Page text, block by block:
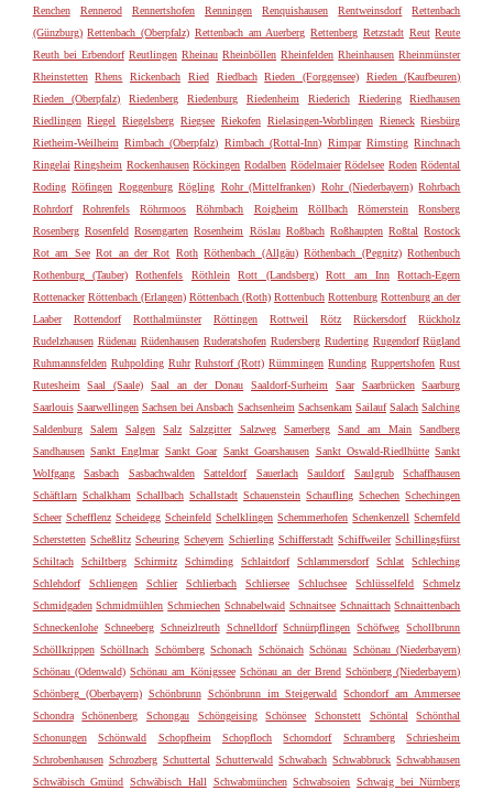
Renchen
Rennerod Rennertshofen Renningen Renquishausen Rentweinsdorf
Rettenbach
(Günzburg) Rettenbach (Oberpfalz) Rettenbach am Auerberg Rettenberg Retzstadt Reut Reute
Reuth bei Erbendorf Reutlingen Rheinau Rheinböllen Rheinfelden Rheinhausen Rheinmünster
Rheinstetten
Rhens Rickenbach Ried Riedbach Rieden (Forggensee)
Rieden (Kaufbeuren)
Rieden (Oberpfalz)
Riedenberg Riedenburg Riedenheim Riederich Riedering
Riedhausen
Riedlingen Riegel Riegelsberg Riegsee Riekofen Rielasingen-Worblingen Rieneck Riesbürg
Rietheim-Weilheim Rimbach (Oberpfalz) Rimbach (Rottal-Inn) Rimpar Rimsting Rinchnach
Ringelai Ringsheim Rockenhausen Röckingen Rodalben Rödelmaier Rödelsee Roden Rödental
Roding Röfingen Roggenburg Rögling Rohr (Mittelfranken) Rohr (Niederbayern) Rohrbach
Rohrdorf
Rohrenfels Röhrmoos Röhrnbach Roigheim Röllbach Römerstein
Ronsberg
Rosenberg Rosenfeld Rosengarten Rosenheim Röslau Roßbach Roßhaupten Roßtal Rostock
Rot am See Rot an der Rot Roth Röthenbach (Allgäu) Röthenbach (Pegnitz) Rothenbuch
Rothenburg (Tauber)
Rothenfels Röthlein Rott (Landsberg) Rott am Inn
Rottach-Egern
Rottenacker Röttenbach (Erlangen) Röttenbach (Roth) Rottenbuch Rottenburg Rottenburg an der
Laaber
Rottendorf Rotthalmünster Röttingen Rottweil Rötz Rückersdorf
Rückholz
Rudelzhausen Rüdenau Rüdenhausen Ruderatshofen Rudersberg Ruderting Rugendorf Rügland
Ruhmannsfelden Ruhpolding Ruhr Ruhstorf (Rott) Rümmingen Runding Ruppertshofen Rust
Rutesheim
Saal (Saale) Saal an der Donau Saaldorf-Surheim Saar Saarbrücken
Saarburg
Saarlouis Saarwellingen Sachsen bei Ansbach Sachsenheim Sachsenkam Sailauf Salach Salching
Saldenburg
Salem Salgen Salz Salzgitter Salzweg Samerberg Sand am Main
Sandberg
Sandhausen Sankt Englmar Sankt Goar Sankt Goarshausen Sankt Oswald-Riedlhütte Sankt
Wolfgang
Sasbach Sasbachwalden Satteldorf Sauerlach Sauldorf Saulgrub
Schaffhausen
Schäftlarn Schalkham Schallbach Schallstadt Schauenstein Schaufling Schechen Schechingen
Scheer Schefflenz Scheidegg Scheinfeld Schelklingen Schemmerhofen Schenkenzell Schernfeld
Scherstetten Scheßlitz Scheuring Scheyern Schierling Schifferstadt Schiffweiler Schillingsfürst
Schiltach
Schiltberg Schirmitz Schirnding Schlaitdorf Schlammersdorf Schlat
Schleching
Schlehdorf
Schliengen Schlier Schlierbach Schliersee Schluchsee Schlüsselfeld
Schmelz
Schmidgaden Schmidmühlen Schmiechen Schnabelwaid Schnaitsee Schnaittach Schnaittenbach
Schneckenlohe Schneeberg Schneizlreuth Schnelldorf Schnürpflingen Schöfweg Schollbrunn
Schöllkrippen Schöllnach Schömberg Schonach Schönaich Schönau Schönau (Niederbayern)
Schönau (Odenwald) Schönau am Königssee Schönau an der Brend Schönberg (Niederbayern)
Schönberg (Oberbayern) Schönbrunn Schönbrunn im Steigerwald Schondorf am Ammersee
Schondra
Schönenberg Schongau Schöngeising Schönsee Schonstett Schöntal
Schönthal
Schonungen
Schönwald Schopfheim Schopfloch Schorndorf Schramberg
Schriesheim
Schrobenhausen Schrozberg Schuttertal Schutterwald Schwabach Schwabbruck Schwabhausen
Schwäbisch Gmünd Schwäbisch Hall Schwabmünchen Schwabsoien Schwaig bei Nürnberg